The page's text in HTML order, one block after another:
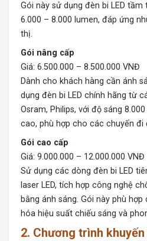
Gói này sử dụng đèn bi LED tầm
6.000 – 8.000 lumen, đáp ứng
thị.
Gói nâng cấp
Giá: 6.500.000 – 8.500.000 VNĐ
Dành cho khách hàng cần ánh
dụng đèn bi LED chính hãng từ
Osram, Philips, với độ sáng
cao, phù hợp cho các chuyến đi
Gói cao cấp
Giá: 9.000.000 – 12.000.000 VNĐ
Sử dụng các dòng đèn bi LED
laser LED, tích hợp công nghệ
bằng ánh sáng. Gói này phù
hóa hiệu suất chiếu sáng và
2. Chương trình